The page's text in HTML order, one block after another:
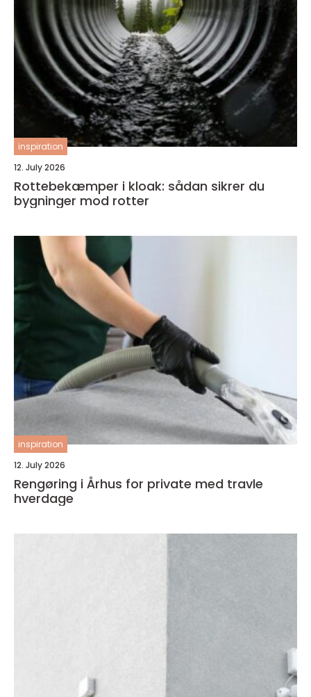
inspiration
12. July 2026
Rottebekæmper i kloak: sådan sikrer du
bygninger mod rotter
inspiration
12. July 2026
Rengøring i Århus for private med travle
hverdage